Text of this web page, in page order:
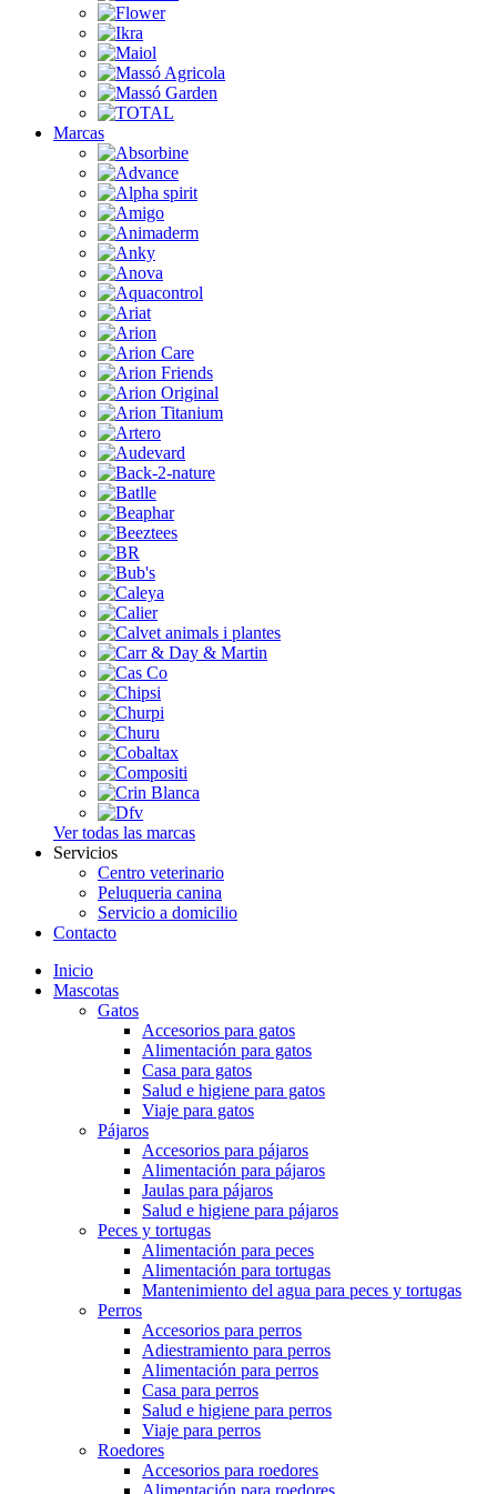
Marcas
Ver todas las marcas
Servicios
Centro veterinario
Peluqueria canina
Servicio a domicilio
Contacto
Inicio
Mascotas
Gatos
Accesorios para gatos
Alimentación para gatos
Casa para gatos
Salud e higiene para gatos
Viaje para gatos
Pájaros
Accesorios para pájaros
Alimentación para pájaros
Jaulas para pájaros
Salud e higiene para pájaros
Peces y tortugas
Alimentación para peces
Alimentación para tortugas
Mantenimiento del agua para peces y tortugas
Perros
Accesorios para perros
Adiestramiento para perros
Alimentación para perros
Casa para perros
Salud e higiene para perros
Viaje para perros
Roedores
Accesorios para roedores
Alimentación para roedores